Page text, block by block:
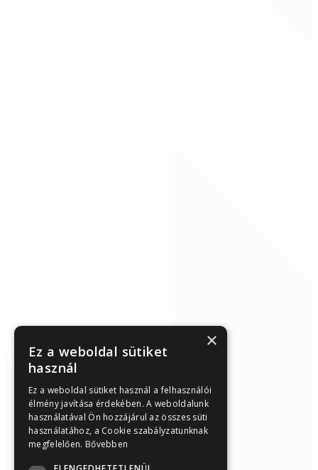
×
Ez a weboldal sütiket
használ
Ez a weboldal sütiket használ a felhasználói
élmény javítása érdekében. A weboldalunk
használatával Ön hozzájárul az összes süti
használatához, a Cookie szabályzatunknak
megfelelően. Bővebben